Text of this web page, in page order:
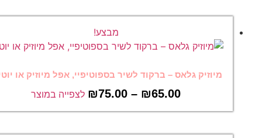
מבצע!
מיוזיק גלאס – ברקוד לשיר בספוטיפיי, אפל מיוזיק או יוטיוב
₪65.00
–
₪75.00 לצפייה במוצר